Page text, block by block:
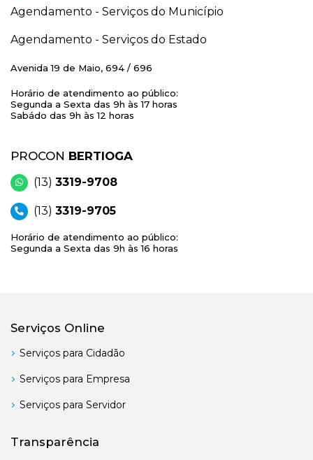
Agendamento - Serviços do Município
Agendamento - Serviços do Estado
Avenida 19 de Maio, 694 / 696
Horário de atendimento ao público:
Segunda a Sexta das 9h às 17 horas
Sabádo das 9h às 12 horas
PROCON BERTIOGA
(13) 3319-9708
(13) 3319-9705
Horário de atendimento ao público:
Segunda a Sexta das 9h às 16 horas
Serviços Online
Serviços para Cidadão
Serviços para Empresa
Serviços para Servidor
Transparência